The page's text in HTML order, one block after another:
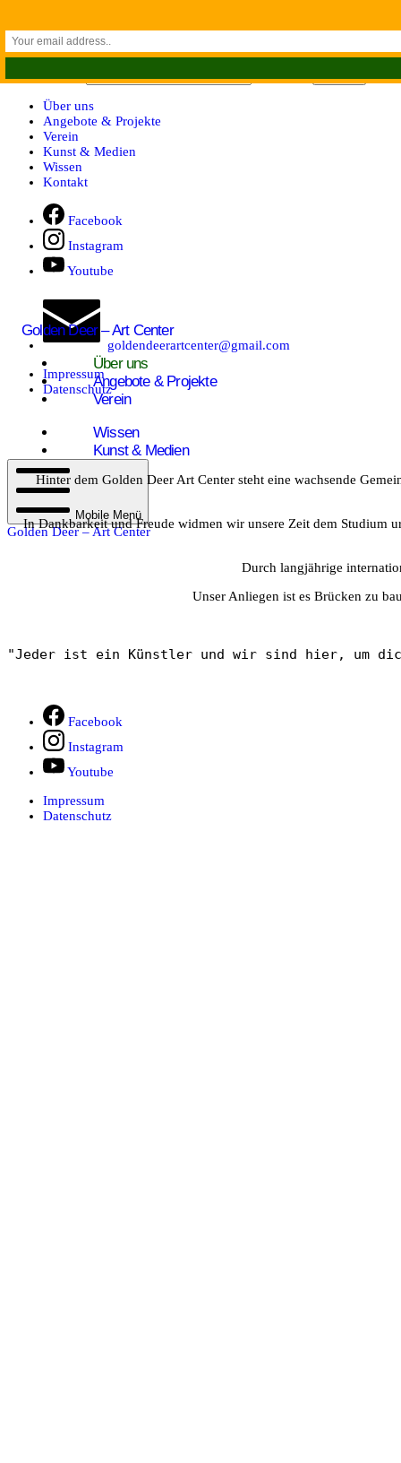
Über uns
Angebote & Projekte
Verein
Kunst & Medien
Wissen
Kontakt
Facebook
Instagram
Youtube
goldendeerartcenter@gmail.com
Impressum
Datenschutz
Golden Deer – Art Center
Über uns
Angebote & Projekte
Verein
Wissen
Kunst & Medien
Mobile Menü
Golden Deer – Art Center
Hinter dem Golden Deer Art Center steht eine wachsende
In Dankbarkeit und Freude widmen wir unsere Zeit dem Studium
Durch langjährige
Unser Anliegen ist es Brücken zu
"Jeder ist ein Künstler und wir sind hier, um
Facebook
Instagram
Youtube
Impressum
Datenschutz